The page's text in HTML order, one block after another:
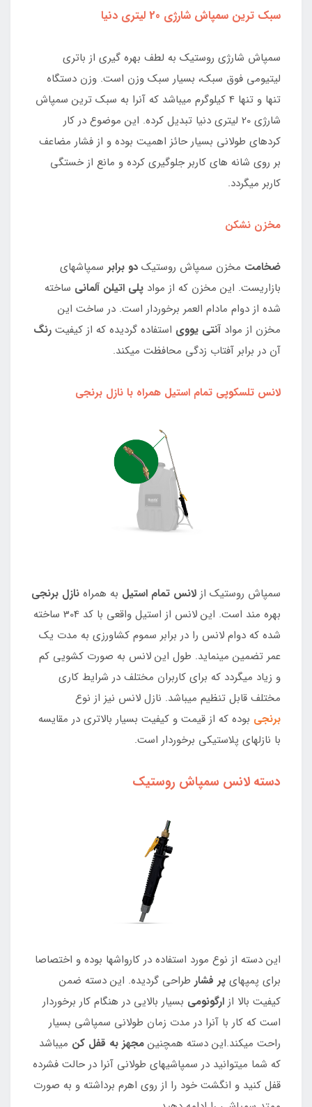
سبک ترین سمپاش شارژی 20 لیتری دنیا
سمپاش شارژی روستیک به لطف بهره گیری از باتری
لیتیومی فوق سبک، بسیار سبک وزن است. وزن دستگاه
تنها و تنها 4 کیلوگرم میباشد که آنرا به سبک ترین سمپاش
شارژی 20 لیتری دنیا تبدیل کرده. این موضوع در کار
کردهای طولانی بسیار حائز اهمیت بوده و از فشار مضاعف
بر روی شانه های کاربر جلوگیری کرده و مانع از خستگی
کاربر میگردد.
مخزن نشکن
ضخامت مخزن سمپاش روستیک دو برابر سمپاشهای
بازاریست. این مخزن که از مواد پلی اتیلن آلمانی ساخته
شده از دوام مادام العمر برخوردار است. در ساخت این
مخزن از مواد آنتی یووی استفاده گردیده که از کیفیت رنگ
آن در برابر آفتاب زدگی محافظت میکند.
لانس تلسکوپی تمام استیل همراه با نازل برنجی
سمپاش روستیک از لانس تمام استیل به همراه نازل برنجی
بهره مند است. این لانس از استیل واقعی با کد 304 ساخته
شده که دوام لانس را در برابر سموم کشاورزی به مدت یک
عمر تضمین مینماید. طول این لانس به صورت کشویی کم
و زیاد میگردد که برای کاربران مختلف در شرایط کاری
مختلف قابل تنظیم میباشد. نازل لانس نیز از نوع
برنجی بوده که از قیمت و کیفیت بسیار بالاتری در مقایسه
با نازلهای پلاستیکی برخوردار است.
دسته لانس سمپاش روستیک
این دسته از نوع مورد استفاده در کارواشها بوده و اختصاصا
برای پمپهای پر فشار طراحی گردیده. این دسته ضمن
کیفیت بالا از ارگونومی بسیار بالایی در هنگام کار برخوردار
است که کار با آنرا در مدت زمان طولانی سمپاشی بسیار
راحت میکند.این دسته همچنین مجهز به قفل کن میباشد
که شما میتوانید در سمپاشیهای طولانی آنرا در حالت فشرده
قفل کنید و انگشت خود را از روی اهرم برداشته و به صورت